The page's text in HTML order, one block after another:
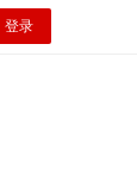
登录